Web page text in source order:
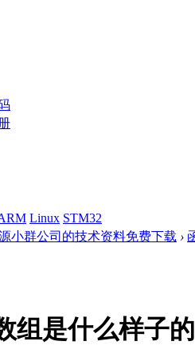
Linux STM32
小群公司的技术资料免费下载 ›
组是什么样子